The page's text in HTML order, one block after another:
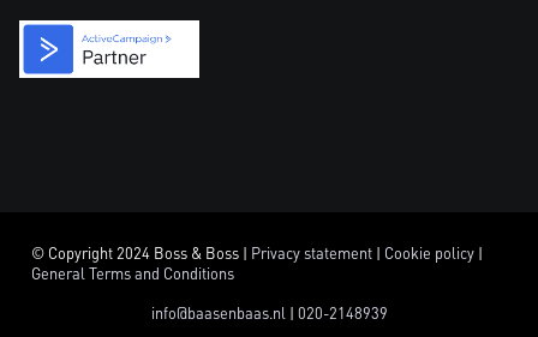
© Copyright 2024 Boss & Boss | Privacy statement | Cookie policy |
General Terms and Conditions
info@baasenbaas.nl| 020-2148939